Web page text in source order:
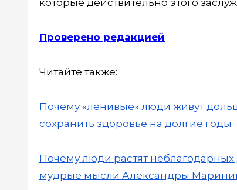
Проверено редакцией
Читайте также:
Почему «ленивые» люди живут
сохранить здоровье на долгие годы
Почему люди растят неблагодарных
мудрые мысли Александры